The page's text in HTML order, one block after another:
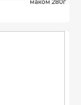
маком 280г